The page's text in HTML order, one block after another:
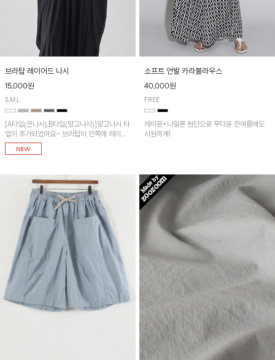
브라탑 레이어드 나시
15,000원
S,M,L
[A타입(끈나시),B타입(망고나시)]망고나시 타
입이 추가되었어요~ 브라탑이 안쪽에 레이어
드 되어 실용적인 나시!
소프트 언발 카라블라우스
40,000원
FREE
레이온+나일론 원단으로 무더운 한여름에도
시원하게!